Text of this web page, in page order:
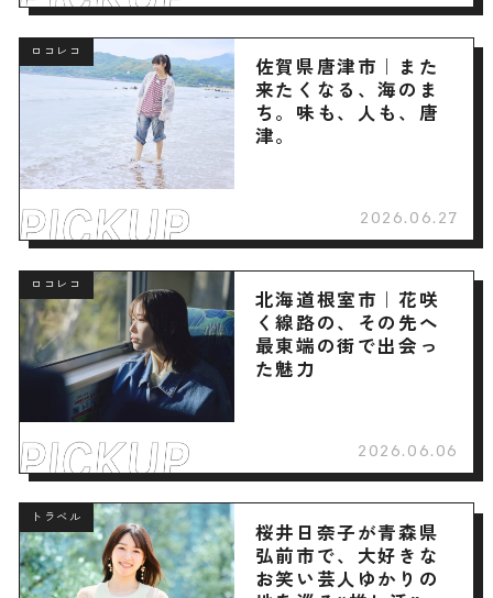
ロコレコ
佐賀県唐津市｜また
来たくなる、海のま
ち。味も、人も、唐
津。
2026.06.27
ロコレコ
北海道根室市｜花咲
く線路の、その先へ
最東端の街で出会っ
た魅力
2026.06.06
トラベル
桜井日奈子が青森県
弘前市で、大好きな
お笑い芸人ゆかりの